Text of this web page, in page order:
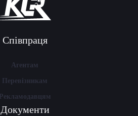
Співпраця
Агентам
Перевізникам
Рекламодавцям
Документи